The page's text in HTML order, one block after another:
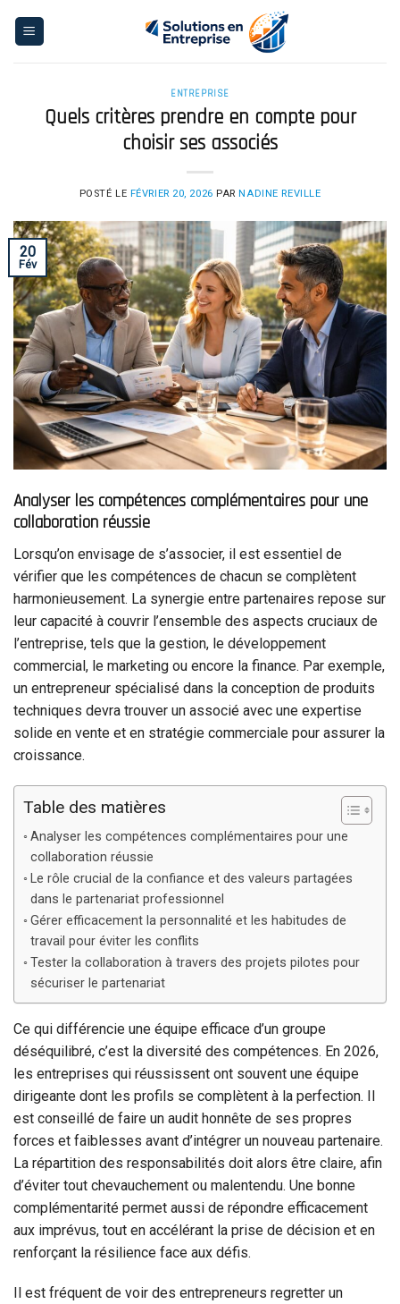
ENTREPRISE
Quels critères prendre en compte pour
choisir ses associés
POSTÉ LE FÉVRIER 20, 2026 PARNADINE REVILLE
20
Fév
Analyser les compétences complémentaires pour une
collaboration réussie
Lorsqu’on envisage de s’associer, il est essentiel de
vérifier que les compétences de chacun se complètent
harmonieusement. La synergie entre partenaires repose sur
leur capacité à couvrir l’ensemble des aspects cruciaux de
l’entreprise, tels que la gestion, le développement
commercial, le marketing ou encore la finance. Par exemple,
un entrepreneur spécialisé dans la conception de produits
techniques devra trouver un associé avec une expertise
solide en vente et en stratégie commerciale pour assurer la
croissance.
Table des matières
Analyser les compétences complémentaires pour une
collaboration réussie
Le rôle crucial de la confiance et des valeurs partagées
dans le partenariat professionnel
Gérer efficacement la personnalité et les habitudes de
travail pour éviter les conflits
Tester la collaboration à travers des projets pilotes pour
sécuriser le partenariat
Ce qui différencie une équipe efficace d’un groupe
déséquilibré, c’est la diversité des compétences. En 2026,
les entreprises qui réussissent ont souvent une équipe
dirigeante dont les profils se complètent à la perfection. Il
est conseillé de faire un audit honnête de ses propres
forces et faiblesses avant d’intégrer un nouveau partenaire.
La répartition des responsabilités doit alors être claire, afin
d’éviter tout chevauchement ou malentendu. Une bonne
complémentarité permet aussi de répondre efficacement
aux imprévus, tout en accélérant la prise de décision et en
renforçant la résilience face aux défis.
Il est fréquent de voir des entrepreneurs regretter un